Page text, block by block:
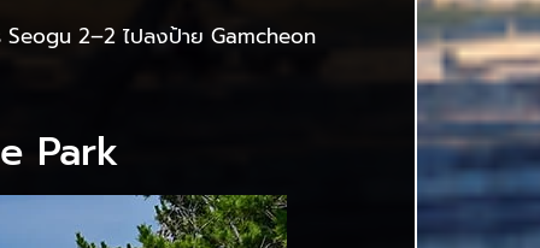
2–2 ไปลงป้าย Gamcheon
Park